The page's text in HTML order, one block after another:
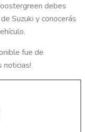
debes
de Suzuki y conocerás
fue de